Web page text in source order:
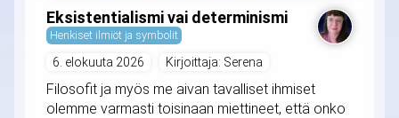
Eksistentialismi vai determinismi
Henkiset ilmiöt ja symbolit
6. elokuuta 2026 Kirjoittaja: Serena
Filosofit ja myös me aivan tavalliset ihmiset
olemme varmasti toisinaan miettineet, että onko